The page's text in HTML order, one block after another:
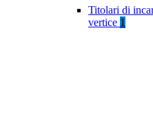
Titolari di
vertice 1